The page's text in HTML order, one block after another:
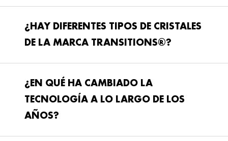
¿HAY DIFERENTES TIPOS DE CRISTALES
DE LA MARCA TRANSITIONS®?
¿EN QUÉ HA CAMBIADO LA
TECNOLOGÍA A LO LARGO DE LOS
AÑOS?